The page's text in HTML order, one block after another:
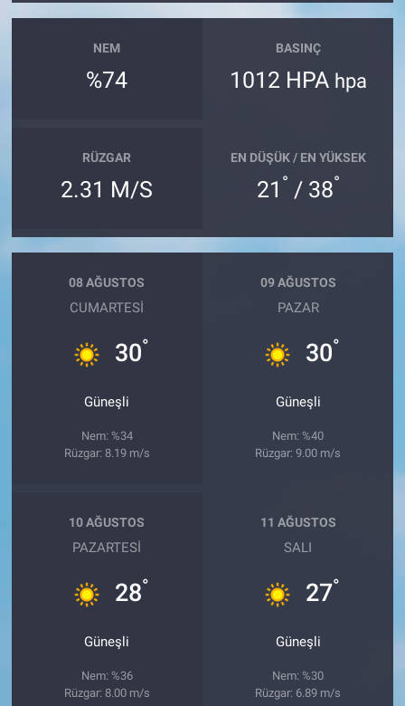
NEM
%74
BASINÇ
1012 HPA hpa
RÜZGAR
2.31 M/S
EN DÜŞÜK / EN YÜKSEK
21 ° / 38°
08 AĞUSTOS
CUMARTESI
30°
Güneşli
Nem: %34
Rüzgar: 8.19 m/s
09 AĞUSTOS
PAZAR
30°
Güneşli
Nem: %40
Rüzgar: 9.00 m/s
10 AĞUSTOS
PAZARTESI
28°
Güneşli
Nem: %36
Rüzgar: 8.00 m/s
11 AĞUSTOS
SALI
27°
Güneşli
Nem: %30
Rüzgar: 6.89 m/s